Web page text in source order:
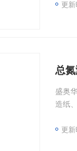
更
总
盛奥
造纸
更